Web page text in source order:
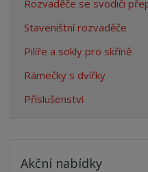
Rozvaděče se svodiči
Staveništní rozvaděče
Pilíře a sokly pro skříně
Rámečky s dvířky
Příslušenství
Akční nabídky